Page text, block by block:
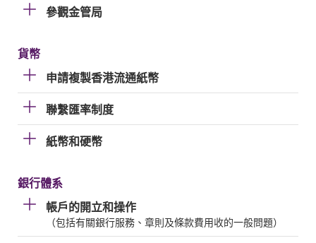
參觀金管局
貨幣
申請複製香港流通紙幣
聯繫匯率制度
紙幣和硬幣
銀行體系
帳戶的開立和操作
（包括有關銀行服務、章則及條款費用收的一般問題）